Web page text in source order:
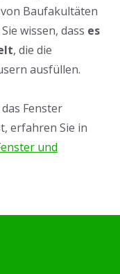
Baufakultäten
wissen, dass es
, die die
ausfüllen.
Fenster
erfahren Sie in
und